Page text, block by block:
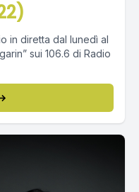
in diretta dal lunedì al
sui 106.6 di Radio